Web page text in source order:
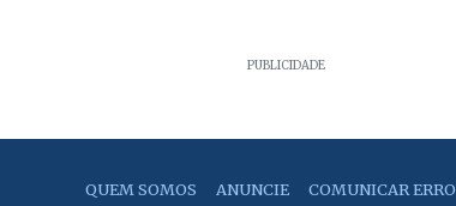
PUBLICIDADE
QUEM SOMOS ANUNCIE COMUNICAR ERRO